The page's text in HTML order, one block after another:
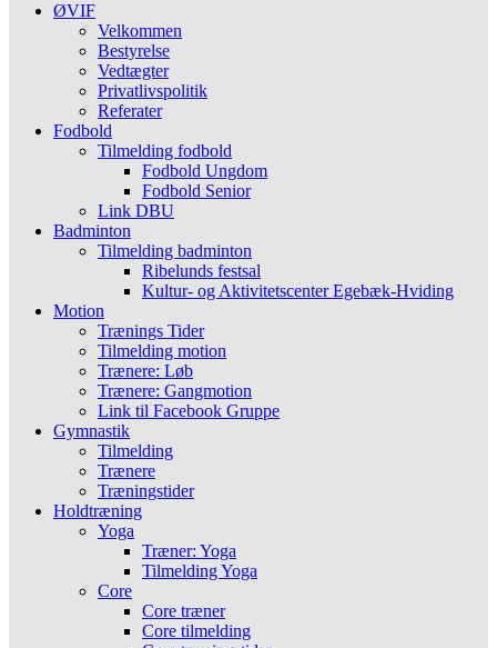
ØVIF
Velkommen
Bestyrelse
Vedtægter
Privatlivspolitik
Referater
Fodbold
Tilmelding fodbold
Fodbold Ungdom
Fodbold Senior
Link DBU
Badminton
Tilmelding badminton
Ribelunds festsal
Kultur- og Aktivitetscenter Egebæk-Hviding
Motion
Trænings Tider
Tilmelding motion
Trænere: Løb
Trænere: Gangmotion
Link til Facebook Gruppe
Gymnastik
Tilmelding
Trænere
Træningstider
Holdtræning
Yoga
Træner: Yoga
Tilmelding Yoga
Core
Core træner
Core tilmelding